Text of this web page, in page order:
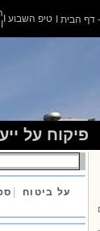
- דף הבית טיפ השבוע I
פיקוח על
על ביטוח |